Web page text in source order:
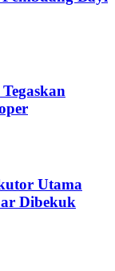
Utama
Dibekuk